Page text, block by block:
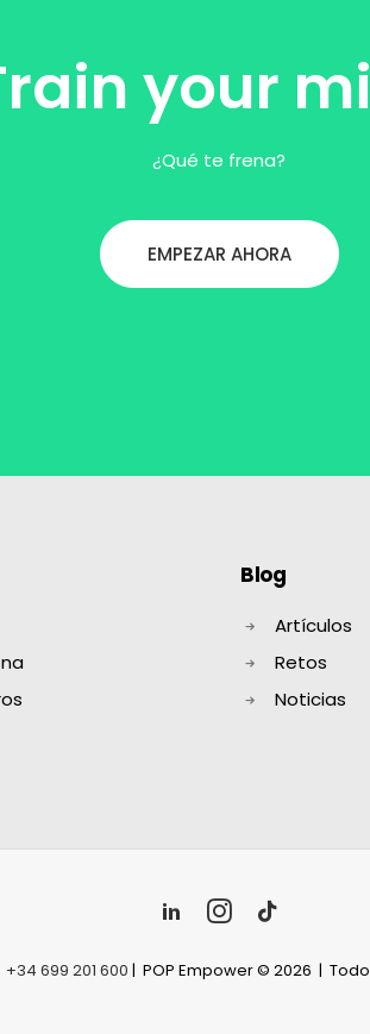
your
¿Qué te frena?
EMPEZAR AHORA
Blog
Artículos
Retos
Noticias
+34 699 201 600 | POP Empower © 2026 |